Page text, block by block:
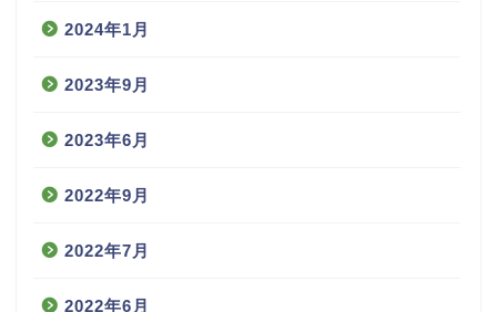
2024年1月
2023年9月
2023年6月
2022年9月
2022年7月
2022年6月